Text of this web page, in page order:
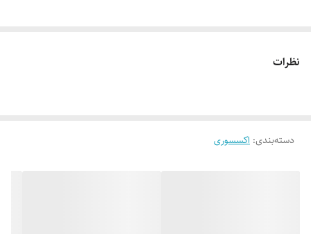
نظرات
دسته‌بندی: اکسسوری